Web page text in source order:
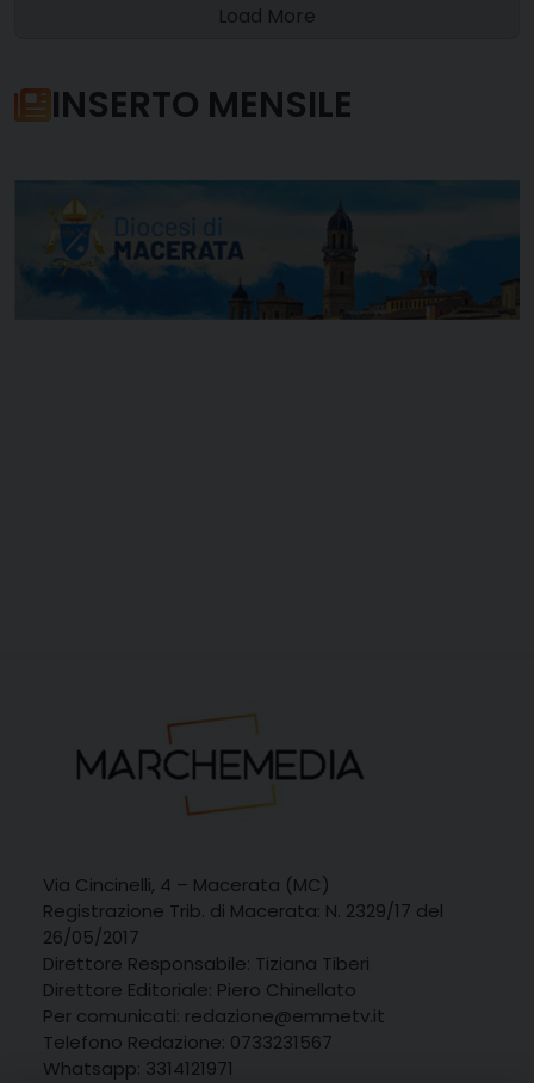
Load More
INSERTO MENSILE
Via Cincinelli, 4 – Macerata (MC)
Registrazione Trib. di Macerata: N. 2329/17 del
26/05/2017
Direttore Responsabile: Tiziana Tiberi
Direttore Editoriale: Piero Chinellato
Per comunicati: redazione@emmetv.it
Telefono Redazione: 0733231567
Whatsapp: 3314121971